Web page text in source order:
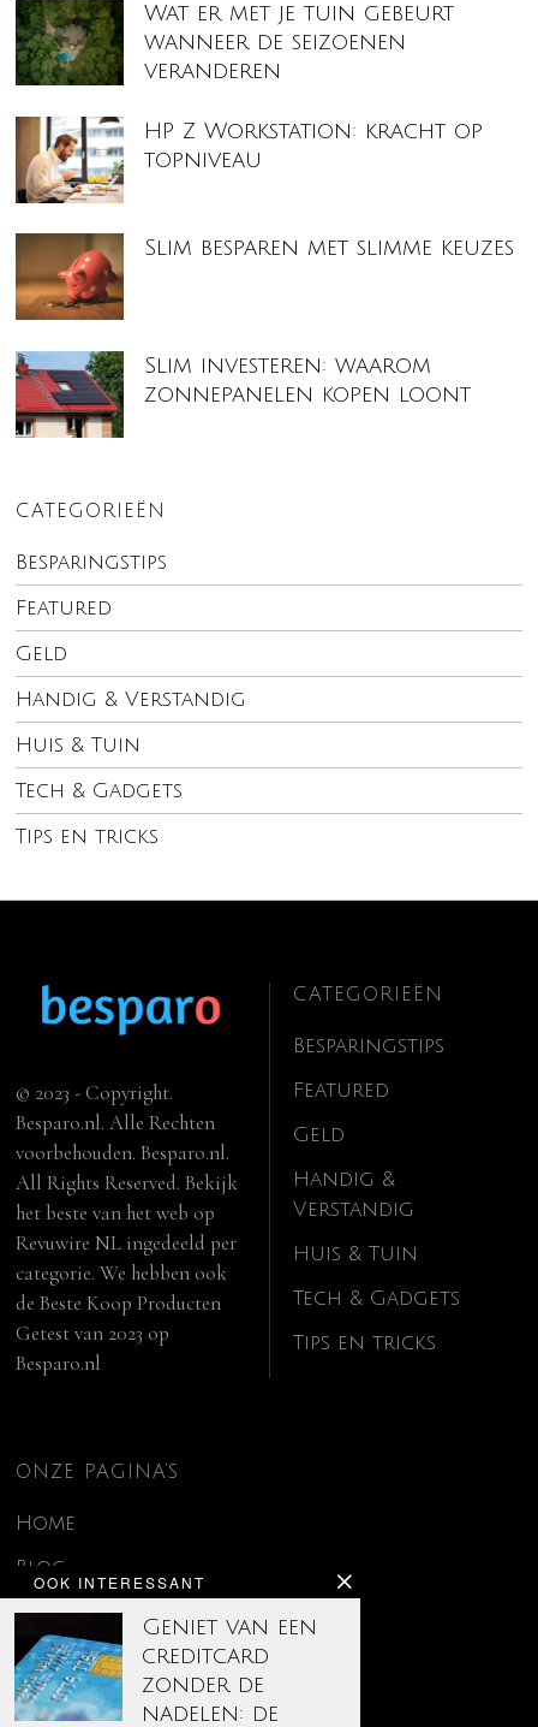
Wat er met je tuin gebeurt
wanneer de seizoenen
veranderen
HP Z Workstation: kracht op
topniveau
Slim besparen met slimme keuzes
Slim investeren: waarom
zonnepanelen kopen loont
CATEGORIEËN
Besparingstips
Featured
Geld
Handig & Verstandig
Huis & Tuin
Tech & Gadgets
Tips en tricks
OOK INTERESSANT
Geniet van een
creditcard
zonder de
nadelen: de
© 2023 - Copyright.
Besparo.nl. Alle Rechten
voorbehouden. Besparo.nl.
All Rights Reserved. Bekijk
het beste van het web op
Revuwire NL ingedeeld per
categorie. We hebben ook
deBeste Koop Producten
Getest van 2023 op
Besparo.nl
CATEGORIEËN
Besparingstips
Featured
Geld
Handig &
Verstandig
Huis & Tuin
Tech & Gadgets
Tips en tricks
ONZE PAGINA’S
Home
Blog
Contact
Disclaimer
Over ons